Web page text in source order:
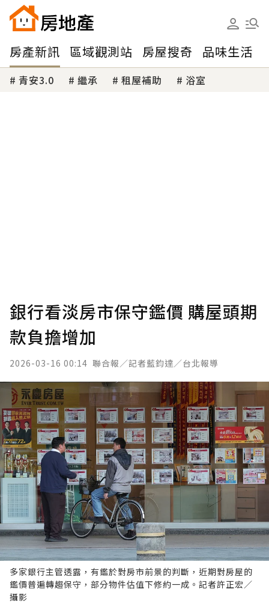
房產新訊 區域觀測站 房屋搜奇 品味生活
青安3.0 繼承 租屋補助 浴室
銀行看淡房市保守鑑價 購屋頭期
款負擔增加
2026-03-16 00:14 聯合報／記者藍鈞達／台北報導
多家銀行主管透露，有鑑於對房市前景的判斷，近期對房屋的
鑑價普遍轉趨保守，部分物件估值下修約一成。記者許正宏／
攝影